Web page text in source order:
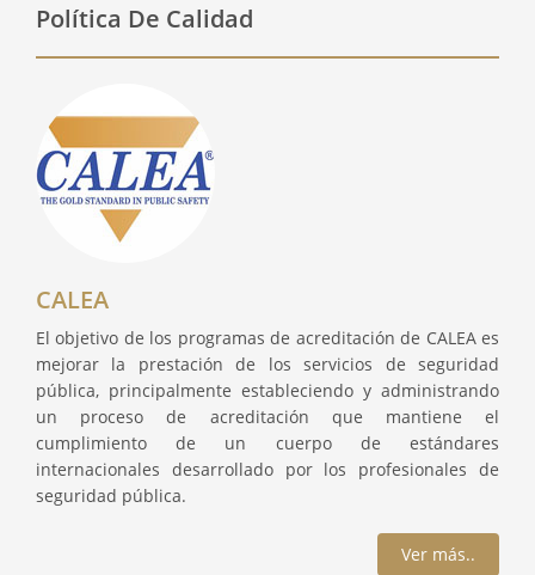
Política De Calidad
CALEA
El objetivo de los programas de acreditación de CALEA es
mejorar la prestación de los servicios de seguridad
pública, principalmente estableciendo y administrando
un proceso de acreditación que mantiene el
cumplimiento de un cuerpo de estándares
internacionales desarrollado por los profesionales de
seguridad pública.
Ver más..